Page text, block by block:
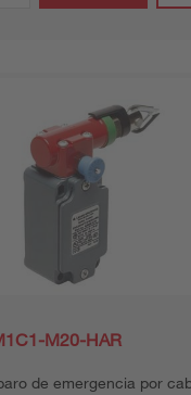
M20-HAR
de emergencia por